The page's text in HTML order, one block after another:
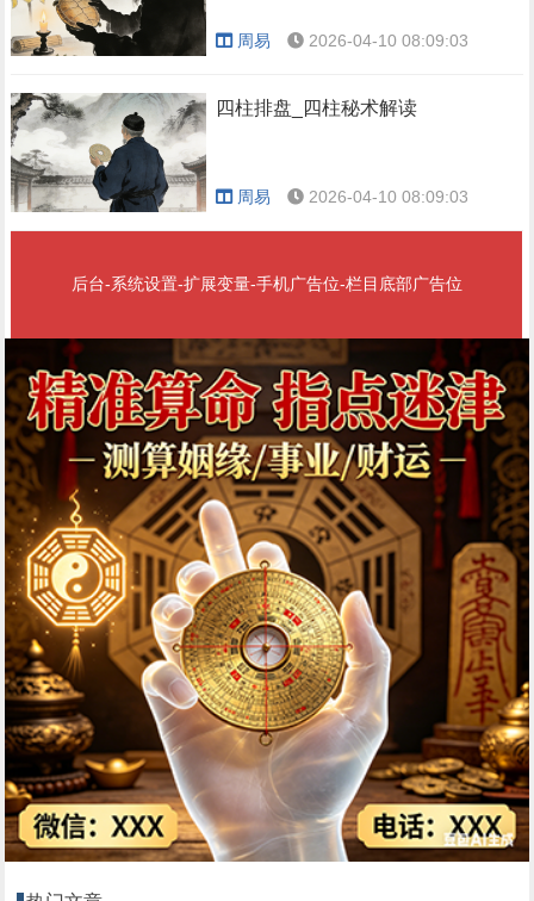
周易 2026-04-10 08:09:03
四柱排盘_四柱秘术解读
周易 2026-04-10 08:09:03
后台-系统设置-扩展变量-手机广告位-栏目底部广告位